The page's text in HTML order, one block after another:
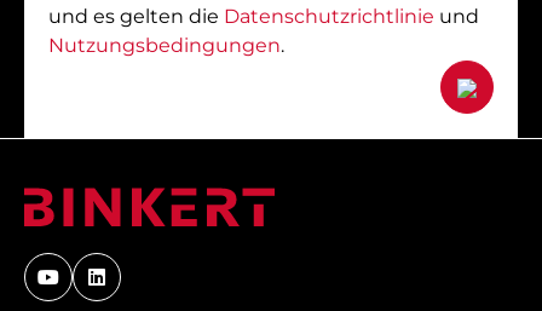
und es gelten die Datenschutzrichtlinie und
Nutzungsbedingungen.